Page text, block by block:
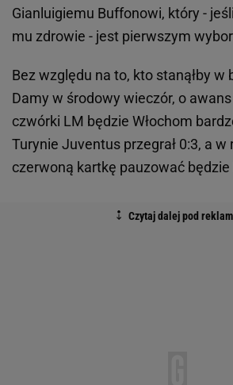
Gianluigiemu Buffonowi, który -
mu zdrowie - jest pierwszym
Bez względu na to, kto stanąłby w
Damy w środowy wieczór, o
czwórki LM będzie Włochom
Turynie Juventus przegrał 0:3, a w
czerwoną kartkę pauzować będzie